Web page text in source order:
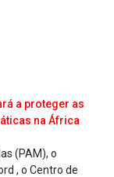
a proteger as
na África
(PAM), o
, o Centro de